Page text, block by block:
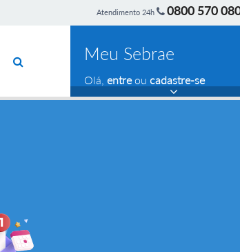
Atendimento 24h 0800 570
Meu Sebrae
Olá, entreou cadastre-se